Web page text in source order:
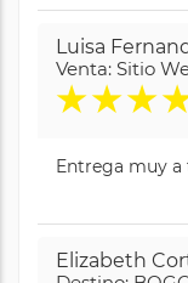
Luisa
Venta: Sitio
★★★
Entrega muy
Elizabeth